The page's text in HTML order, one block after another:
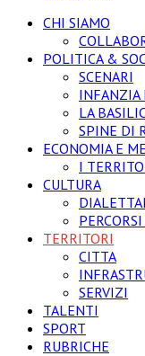
CHI SIAMO
POLITICA &
SCENARI
INFANZIA
LA
SPINE DI
ECONOMIA E
I
CULTURA
PERCORSI
TERRITORI
CITTA
SERVIZI
TALENTI
SPORT
RUBRICHE